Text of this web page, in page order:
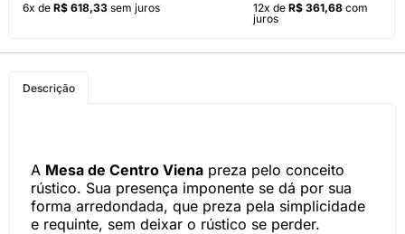
6x de R$ 618,33 sem juros
12x de R$ 361,68 com
juros
Descrição
A Mesa de Centro Viena preza pelo conceito
rústico. Sua presença imponente se dá por sua
forma arredondada, que preza pela simplicidade
e requinte, sem deixar o rústico se perder.